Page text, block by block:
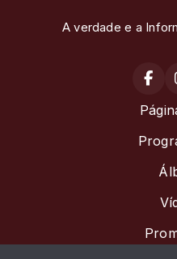
A verdade e a